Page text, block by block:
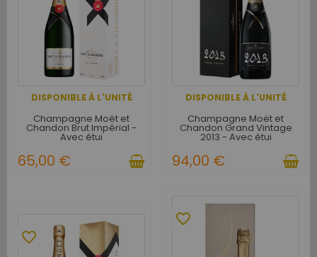
DISPONIBLE À L'UNITÉ
Champagne Moët et
Chandon Brut Impérial -
Avec étui
65,00 €
DISPONIBLE À L'UNITÉ
Champagne Moët et
Chandon Grand Vintage
2013 - Avec étui
94,00 €
favorite_border
favorite_border